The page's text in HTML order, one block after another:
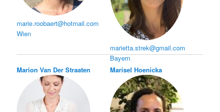
marie.roobaert@hotmail.com
Wien
marietta.strek@gmail.com
Bayern
Marion Van Der Straaten
Marisel Hoenicka